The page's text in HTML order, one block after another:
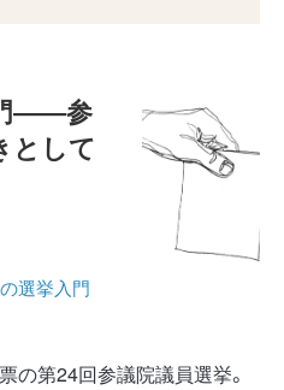
――参
として
選挙入門
の第24回参議院議員選挙。